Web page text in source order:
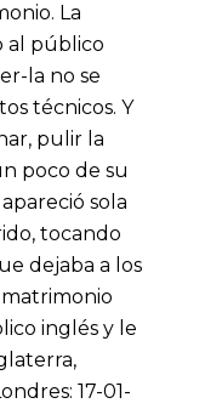
La
al público
la no se
técnicos. Y
pulir la
poco de su
sola
tocando
dejaba a los
inglés y le
17-01-